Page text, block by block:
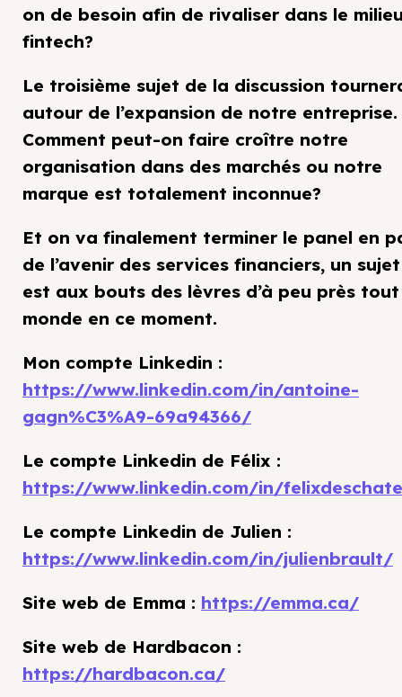
on de besoin afin de rivaliser dans le
fintech?
Le troisième sujet de la discussion
autour de l’expansion de notre entreprise.
Comment peut-on faire croître notre
organisation dans des marchés ou notre
marque est totalement inconnue?
Et on va finalement terminer le panel en
de l’avenir des services financiers, un
est aux bouts des lèvres d’à peu près
monde en ce moment.
Mon compte Linkedin :
https://www.linkedin.com/in/antoine-
gagn%C3%A9-69a94366/
Le compte Linkedin de Félix :
https://www.linkedin.com/in/
Le compte Linkedin de Julien :
https://www.linkedin.com/in/julienbrault/
Site web de Emma : https://emma.ca/
Site web de Hardbacon :
https://hardbacon.ca/